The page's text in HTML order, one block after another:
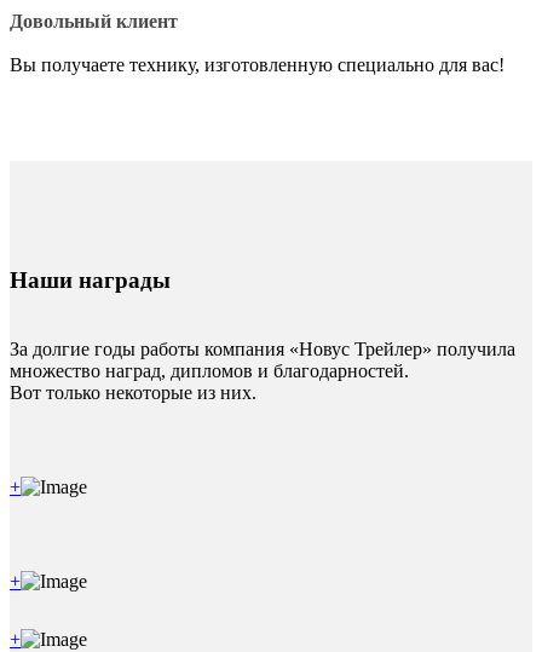
Довольный клиент
Вы получаете технику, изготовленную специально для вас!
Наши награды
За долгие годы работы компания «Новус Трейлер» получила
множество наград, дипломов и благодарностей.
Вот только некоторые из них.
+
+
+